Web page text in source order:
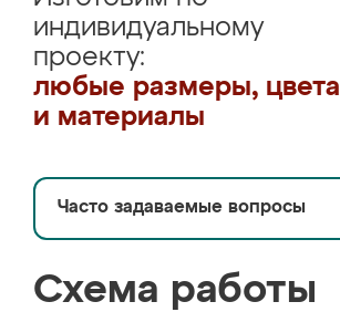
индивидуальному
проекту:
любые размеры, цвета
и материалы
Часто задаваемые вопросы
Схема работы